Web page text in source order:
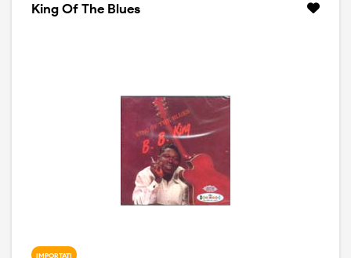
King Of The Blues
IMPORTATI